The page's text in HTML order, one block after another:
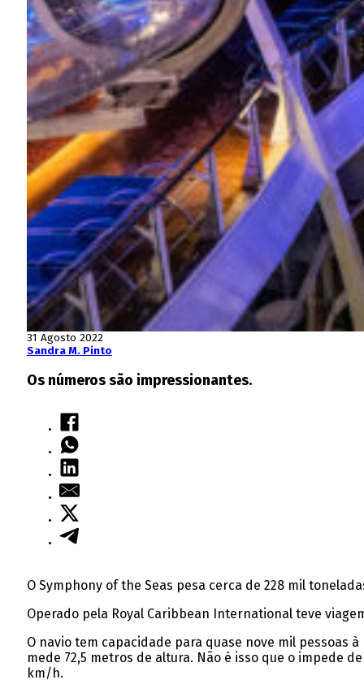
31 Agosto 2022
Sandra M. Pinto
Os números são impressionantes.
O Symphony of the Seas pesa cerca de 228 mil
Operado pela Royal Caribbean International teve
O navio tem capacidade para quase nove mil pessoas
mede 72,5 metros de altura. Não é isso que o impede
km/h.